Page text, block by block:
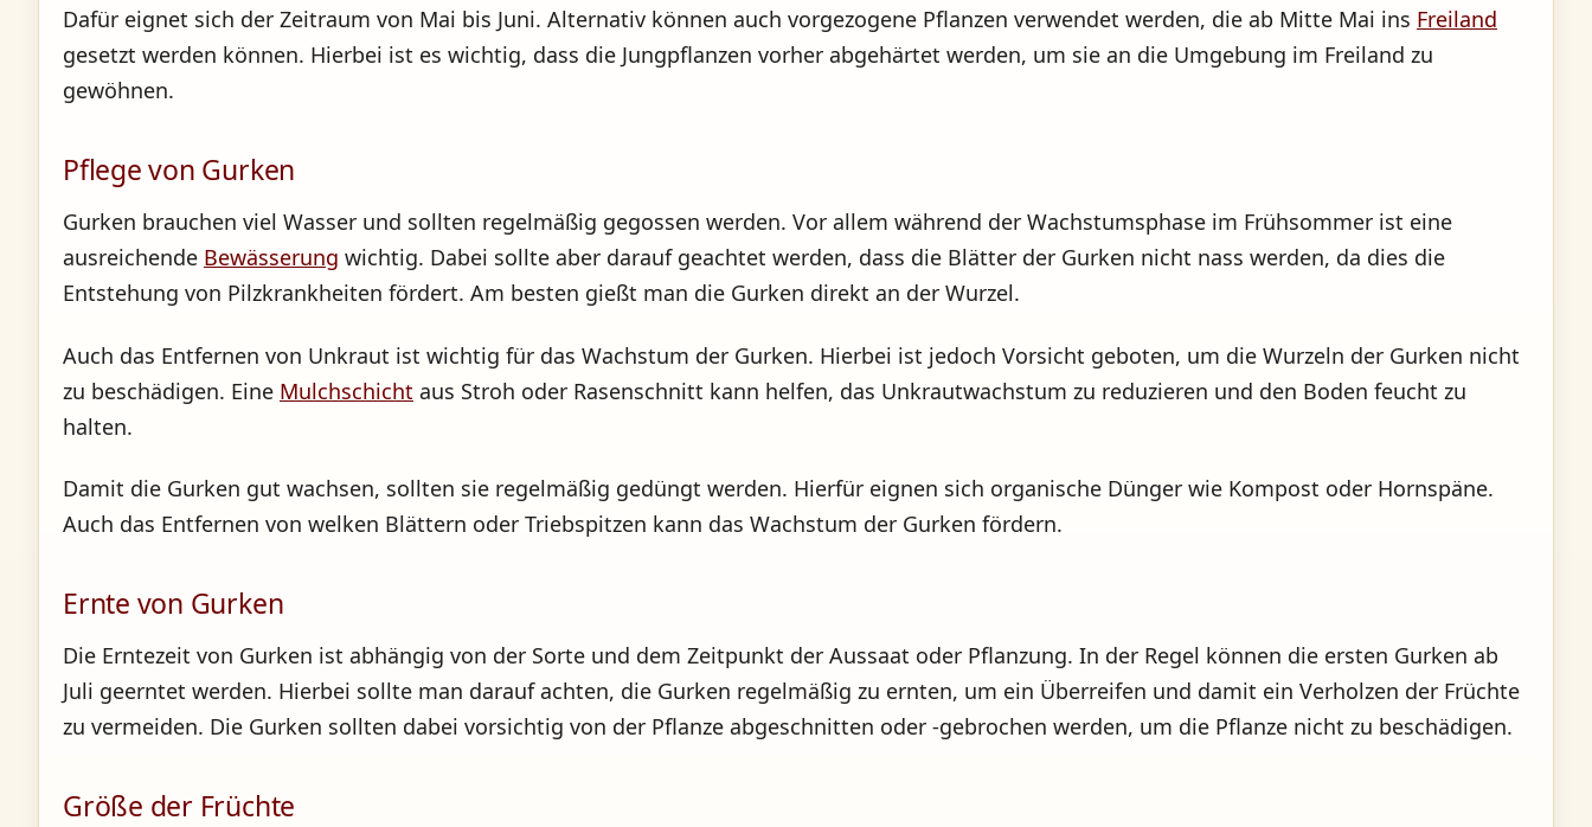
Dafür eignet sich der Zeitraum von Mai bis Juni. Alternativ können auch vorgezogene Pflanzen verwendet werden, die ab Mitte Mai ins Freiland
gesetzt werden können. Hierbei ist es wichtig, dass die Jungpflanzen vorher abgehärtet werden, um sie an die Umgebung im Freiland zu
gewöhnen.
Pflege von Gurken
Gurken brauchen viel Wasser und sollten regelmäßig gegossen werden. Vor allem während der Wachstumsphase im Frühsommer ist eine
ausreichende Bewässerung wichtig. Dabei sollte aber darauf geachtet werden, dass die Blätter der Gurken nicht nass werden, da dies die
Entstehung von Pilzkrankheiten fördert. Am besten gießt man die Gurken direkt an der Wurzel.
Auch das Entfernen von Unkraut ist wichtig für das Wachstum der Gurken. Hierbei ist jedoch Vorsicht geboten, um die Wurzeln der Gurken nicht
zu beschädigen. Eine Mulchschicht aus Stroh oder Rasenschnitt kann helfen, das Unkrautwachstum zu reduzieren und den Boden feucht zu
halten.
Damit die Gurken gut wachsen, sollten sie regelmäßig gedüngt werden. Hierfür eignen sich organische Dünger wie Kompost oder Hornspäne.
Auch das Entfernen von welken Blättern oder Triebspitzen kann das Wachstum der Gurken fördern.
Ernte von Gurken
Die Erntezeit von Gurken ist abhängig von der Sorte und dem Zeitpunkt der Aussaat oder Pflanzung. In der Regel können die ersten Gurken ab
Juli geerntet werden. Hierbei sollte man darauf achten, die Gurken regelmäßig zu ernten, um ein Überreifen und damit ein Verholzen der Früchte
zu vermeiden. Die Gurken sollten dabei vorsichtig von der Pflanze abgeschnitten oder -gebrochen werden, um die Pflanze nicht zu beschädigen.
Größe der Früchte